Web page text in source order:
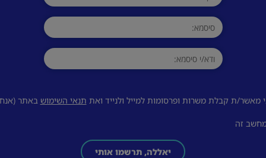
מאשר/ת קבלת משרות ופרסומות למייל ולנייד ואת תנאי השימוש באתר
זה
יאללה, תרשמו אותי